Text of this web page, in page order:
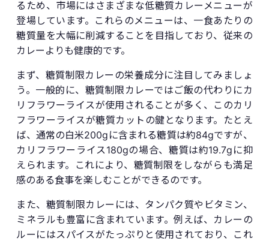
るため、市場にはさまざまな低糖質カレーメニューが
登場しています。これらのメニューは、一食あたりの
糖質量を大幅に削減することを目指しており、従来の
カレーよりも健康的です。
まず、糖質制限カレーの栄養成分に注目してみましょ
う。一般的に、糖質制限カレーではご飯の代わりにカ
リフラワーライスが使用されることが多く、このカリ
フラワーライスが糖質カットの鍵となります。たとえ
ば、通常の白米200gに含まれる糖質は約84gですが、
カリフラワーライス180gの場合、糖質は約19.7gに抑
えられます。これにより、糖質制限をしながらも満足
感のある食事を楽しむことができるのです。
また、糖質制限カレーには、タンパク質やビタミン、
ミネラルも豊富に含まれています。例えば、カレーの
ルーにはスパイスがたっぷりと使用されており、これ